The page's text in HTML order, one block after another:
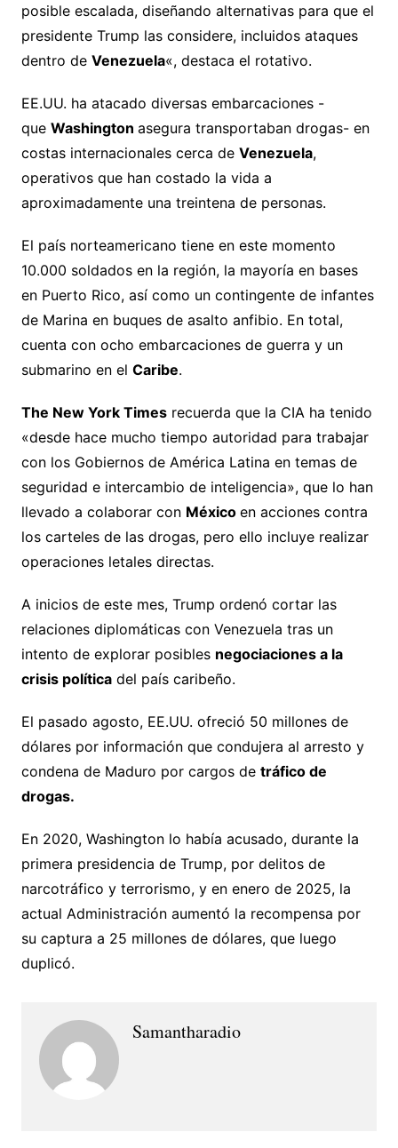
posible escalada, diseñando alternativas para que el
presidente Trump las considere, incluidos ataques
dentro de Venezuela«, destaca el rotativo.
EE.UU. ha atacado diversas embarcaciones -
que Washington asegura transportaban drogas- en
costas internacionales cerca de Venezuela,
operativos que han costado la vida a
aproximadamente una treintena de personas.
El país norteamericano tiene en este momento
10.000 soldados en la región, la mayoría en bases
en Puerto Rico, así como un contingente de infantes
de Marina en buques de asalto anfibio. En total,
cuenta con ocho embarcaciones de guerra y un
submarino en el Caribe.
The New York Timesrecuerda que la CIA ha tenido
«desde hace mucho tiempo autoridad para trabajar
con los Gobiernos de América Latina en temas de
seguridad e intercambio de inteligencia», que lo han
llevado a colaborar con México en acciones contra
los carteles de las drogas, pero ello incluye realizar
operaciones letales directas.
A inicios de este mes, Trump ordenó cortar las
relaciones diplomáticas con Venezuela tras un
intento de explorar posibles negociaciones a la
crisis políticadel país caribeño.
El pasado agosto, EE.UU. ofreció 50 millones de
dólares por información que condujera al arresto y
condena de Maduro por cargos de tráfico de
drogas.
En 2020, Washington lo había acusado, durante la
primera presidencia de Trump, por delitos de
narcotráfico y terrorismo, y en enero de 2025, la
actual Administración aumentó la recompensa por
su captura a 25 millones de dólares, que luego
duplicó.
Samantharadio